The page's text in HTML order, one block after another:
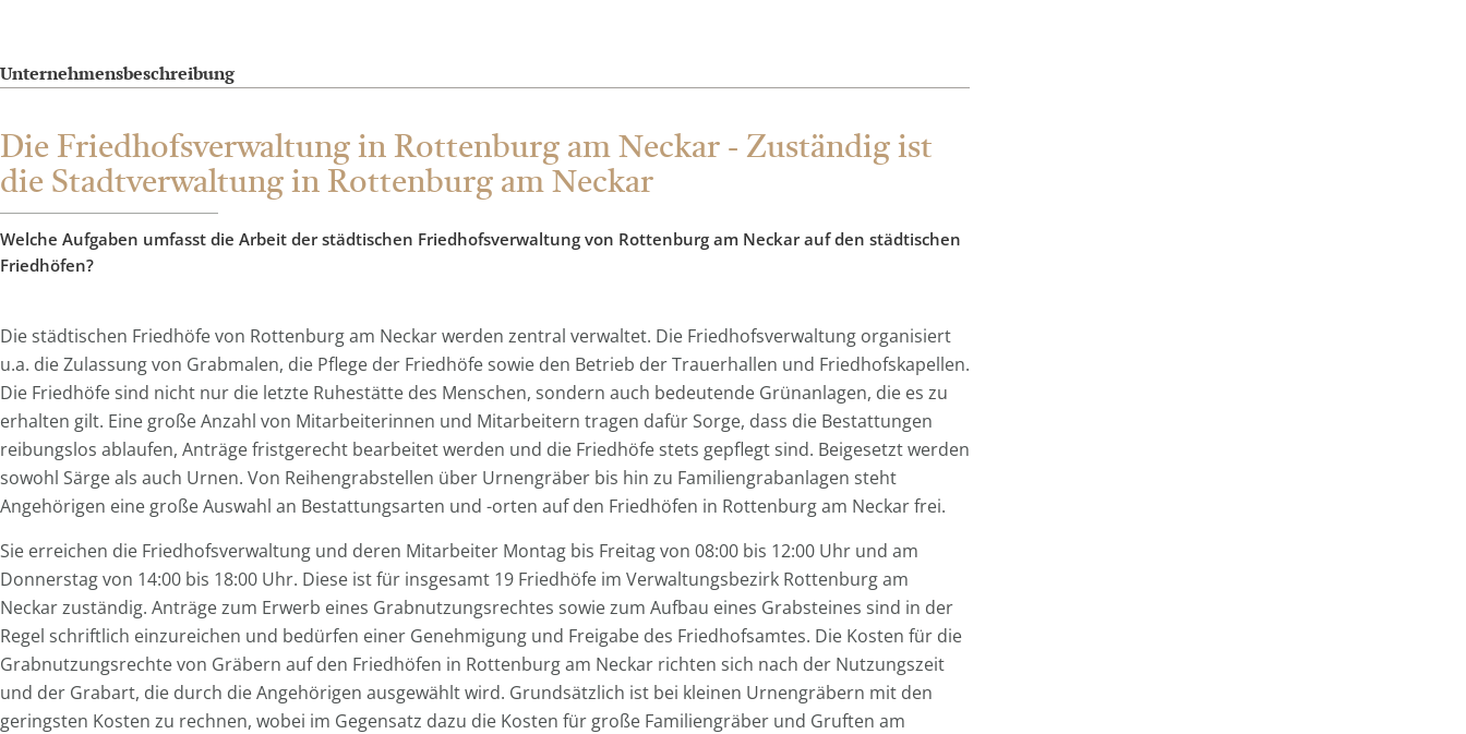
Unternehmensbeschreibung
Die Friedhofsverwaltung in Rottenburg am Neckar - Zuständig ist
die Stadtverwaltung in Rottenburg am Neckar
Welche Aufgaben umfasst die Arbeit der städtischen Friedhofsverwaltung von Rottenburg am Neckar auf den städtischen
Friedhöfen?
Die städtischen Friedhöfe von Rottenburg am Neckar werden zentral verwaltet. Die Friedhofsverwaltung organisiert
u.a. die Zulassung von Grabmalen, die Pflege der Friedhöfe sowie den Betrieb der Trauerhallen und Friedhofskapellen.
Die Friedhöfe sind nicht nur die letzte Ruhestätte des Menschen, sondern auch bedeutende Grünanlagen, die es zu
erhalten gilt. Eine große Anzahl von Mitarbeiterinnen und Mitarbeitern tragen dafür Sorge, dass die Bestattungen
reibungslos ablaufen, Anträge fristgerecht bearbeitet werden und die Friedhöfe stets gepflegt sind. Beigesetzt werden
sowohl Särge als auch Urnen. Von Reihengrabstellen über Urnengräber bis hin zu Familiengrabanlagen steht
Angehörigen eine große Auswahl an Bestattungsarten und -orten auf den Friedhöfen in Rottenburg am Neckar frei.
Sie erreichen die Friedhofsverwaltung und deren Mitarbeiter Montag bis Freitag von 08:00 bis 12:00 Uhr und am
Donnerstag von 14:00 bis 18:00 Uhr. Diese ist für insgesamt 19 Friedhöfe im Verwaltungsbezirk Rottenburg am
Neckar zuständig. Anträge zum Erwerb eines Grabnutzungsrechtes sowie zum Aufbau eines Grabsteines sind in der
Regel schriftlich einzureichen und bedürfen einer Genehmigung und Freigabe des Friedhofsamtes. Die Kosten für die
Grabnutzungsrechte von Gräbern auf den Friedhöfen in Rottenburg am Neckar richten sich nach der Nutzungszeit
und der Grabart, die durch die Angehörigen ausgewählt wird. Grundsätzlich ist bei kleinen Urnengräbern mit den
geringsten Kosten zu rechnen, wobei im Gegensatz dazu die Kosten für große Familiengräber und Gruften am